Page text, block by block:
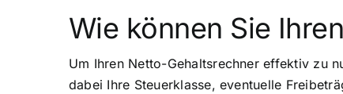
Wie können Sie
Um Ihren Netto-Gehaltsrechner effektiv zu
dabei Ihre Steuerklasse, eventuelle